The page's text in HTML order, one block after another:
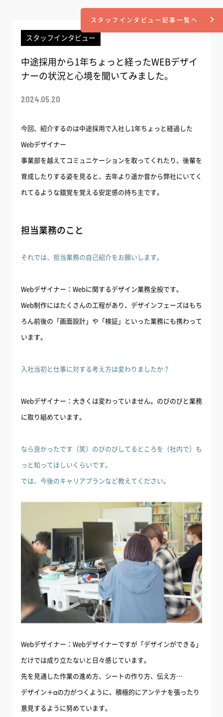
スタッフインタビュー
中途採用から1年ちょっと経ったWEBデザイ
ナーの状況と心境を聞いてみました。
2024.05.20
今回、紹介するのは中途採用で入社し1年ちょっと経過した
Webデザイナー
事業部を越えてコミュニケーションを取ってくれたり、後輩を
育成したりする姿を見ると、去年より遥か昔から弊社にいてく
れてるような錯覚を覚える安定感の持ち主です。
担当業務のこと
それでは、担当業務の自己紹介をお願いします。
Webデザイナー：Webに関するデザイン業務全般です。
Web制作にはたくさんの工程があり、デザインフェーズはもち
ろん前後の「画面設計」や「検証」といった業務にも携わって
います。
入社当初と仕事に対する考え方は変わりましたか？
Webデザイナー：大きくは変わっていません。のびのびと業務
に取り組めています。
なら良かったです（笑）のびのびしてるところを（社内で）も
っと知ってほしいくらいです。
では、今後のキャリアプランなど教えてください。
Webデザイナー：Webデザイナーですが「デザインができる」
だけでは成り立たないと日々感じています。
先を見通した作業の進め方、シートの作り方、伝え方…
デザイン＋αの力がつくように、積極的にアンテナを張ったり
意見するように努めています。
スタッフインタビュー記事一覧へ